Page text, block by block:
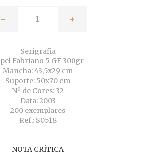
- +
Serigrafia
Fabriano 5 GF 300gr
Mancha: 43,5x29 cm
Suporte: 50x70 cm
Nº de Cores: 32
Data: 2003
200 exemplares
Ref.: S0518
NOTA CRÍTICA